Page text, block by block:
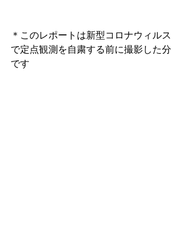
＊このレポートは新型コロナウィルス
で定点観測を自粛する前に撮影した分
です